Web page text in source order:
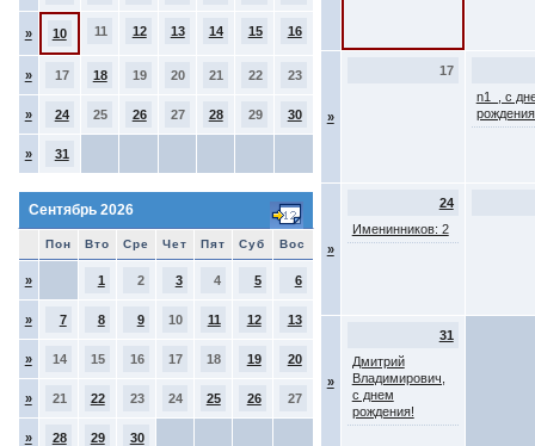
» 10 11 12 13 14 15 16
» 17 18 19 20 21 22 23
» 24 25 26 27 28 29 30
» 31
Сентябрь 2026
Пон Вто Сре Чет Пят Суб Вос
» 1 2 3 4 5 6
» 7 8 9 10 11 12 13
» 14 15 16 17 18 19 20
» 21 22 23 24 25 26 27
» 28 29 30
»
17
n1_, с
»
24
Именинников: 2
»
31
Дмитрий
Владимирович,
с днем
рождения!